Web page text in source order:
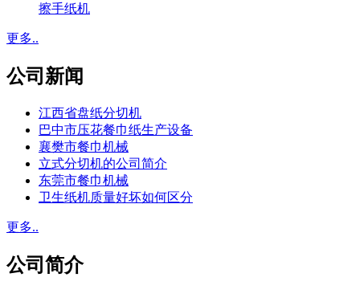
擦手纸机
更多..
公司新闻
江西省盘纸分切机
巴中市压花餐巾纸生产设备
襄樊市餐巾机械
立式分切机的公司简介
东莞市餐巾机械
卫生纸机质量好坏如何区分
更多..
公司简介